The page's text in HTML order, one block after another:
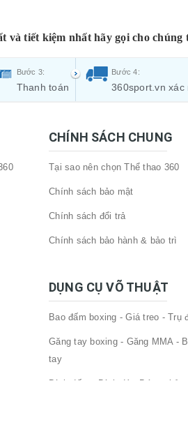
và tiết kiệm nhất hãy gọi cho chúng
Bước 3:
Thanh toán
Bước 4:
360sport.vn xác
CHÍNH SÁCH CHUNG
Tại sao nên chọn Thể thao 360
Chính sách bảo mật
Chính sách đổi trả
Chính sách bảo hành & bảo trì
DỤNG CỤ VÕ THUẬT
Bao đấm boxing - Giá treo - Trụ
Găng tay boxing - Găng MMA -
tay
Đích đấm - Đích đá - Bóng phản